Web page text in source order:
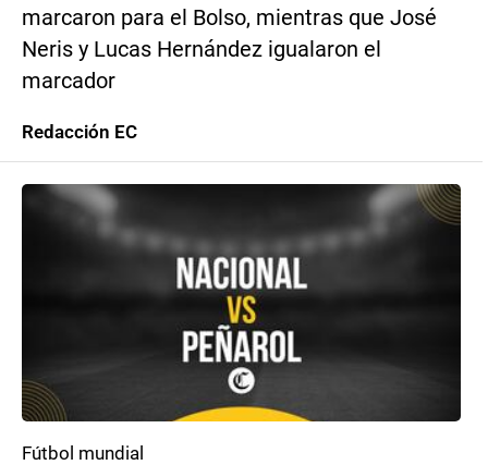
marcaron para el Bolso, mientras que José
Neris y Lucas Hernández igualaron el
marcador
Redacción EC
Fútbol mundial